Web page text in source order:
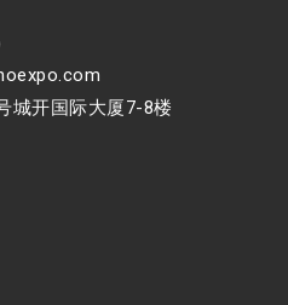
城开国际大厦7-8楼